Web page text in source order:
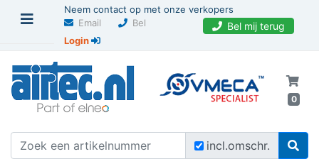
Neem contact op met onze verkopers
Email
Bel Bel mij terug
Login
0
incl.omschr.
U bevindt zich hier Home